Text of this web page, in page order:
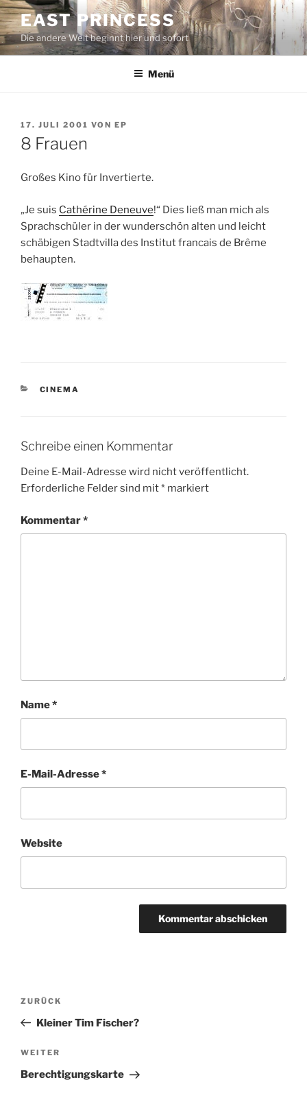
Zum
Inhalt
springen
EAST PRINCESS
Die andere Welt beginnt hier und sofort
Menü
VERÖFFENTLICHT
AM
17. JULI 2001 VON EP
8 Frauen
Großes Kino für Invertierte.
„Je suis Cathérine Deneuve!“ Dies ließ man mich als
Sprachschüler in der wunderschön alten und leicht
schäbigen Stadtvilla des Institut francais de Brême
behaupten.
KATEGORIEN
CINEMA
Schreibe einen Kommentar
Deine E-Mail-Adresse wird nicht veröffentlicht.
Erforderliche Felder sind mit* markiert
Kommentar*
Name*
E-Mail-Adresse*
Website
Beitragsnavigation
Vorheriger
Beitrag
ZURÜCK
Kleiner Tim Fischer?
Nächster
Beitrag
WEITER
Berechtigungskarte